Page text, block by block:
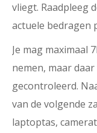
vliegt. Raadpleeg
actuele bedragen
Je mag maximaal
nemen, maar
gecontroleerd.
van de volgende
laptoptas,